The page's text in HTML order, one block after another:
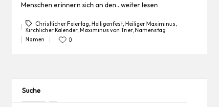
Menschen erinnern sich an den…weiter lesen
Tags:
Christlicher Feiertag,Heiligenfest,Heiliger Maximinus,
Kirchlicher Kalender,Maximinus von Trier,Namenstag
Posted
Namen 0
Suche